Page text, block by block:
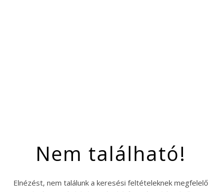
Nem található!
Elnézést, nem találunk a keresési feltételeknek megfelelő